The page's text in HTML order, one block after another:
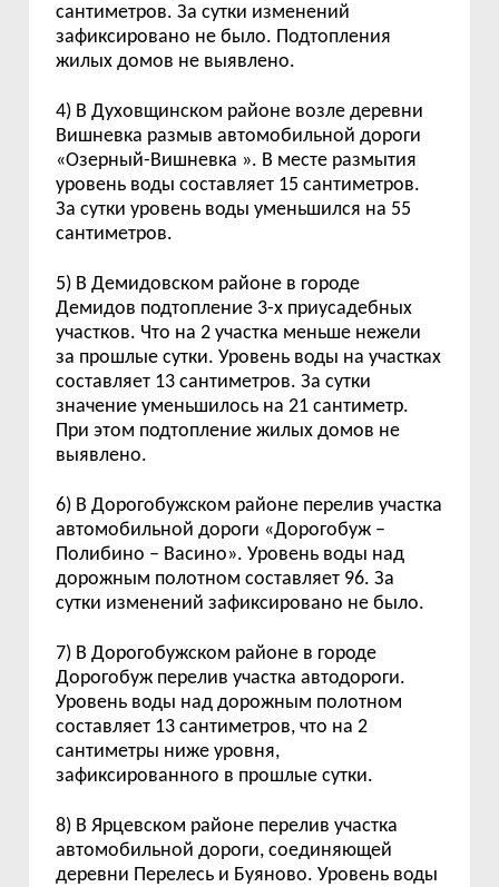
сантиметров. За сутки изменений
зафиксировано не было. Подтопления
жилых домов не выявлено.
4) В Духовщинском районе возле деревни
Вишневка размыв автомобильной дороги
«Озерный-Вишневка ». В месте размытия
уровень воды составляет 15 сантиметров.
За сутки уровень воды уменьшился на 55
сантиметров.
5) В Демидовском районе в городе
Демидов подтопление 3-х приусадебных
участков. Что на 2 участка меньше нежели
за прошлые сутки. Уровень воды на участках
составляет 13 сантиметров. За сутки
значение уменьшилось на 21 сантиметр.
При этом подтопление жилых домов не
выявлено.
6) В Дорогобужском районе перелив участка
автомобильной дороги «Дорогобуж –
Полибино – Васино». Уровень воды над
дорожным полотном составляет 96. За
сутки изменений зафиксировано не было.
7) В Дорогобужском районе в городе
Дорогобуж перелив участка автодороги.
Уровень воды над дорожным полотном
составляет 13 сантиметров, что на 2
сантиметры ниже уровня,
зафиксированного в прошлые сутки.
8) В Ярцевском районе перелив участка
автомобильной дороги, соединяющей
деревни Перелесь и Буяново. Уровень воды